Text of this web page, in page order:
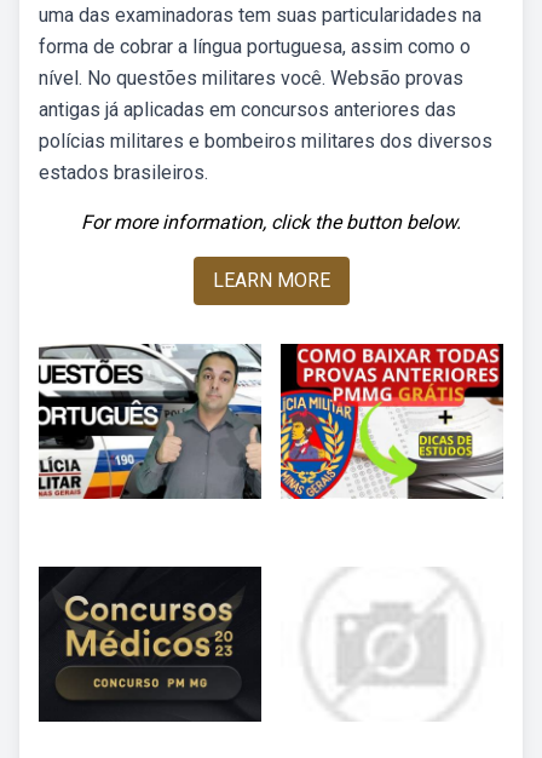
uma das examinadoras tem suas particularidades na
forma de cobrar a língua portuguesa, assim como o
nível. No questões militares você. Websão provas
antigas já aplicadas em concursos anteriores das
polícias militares e bombeiros militares dos diversos
estados brasileiros.
For more information, click the button below.
LEARN MORE